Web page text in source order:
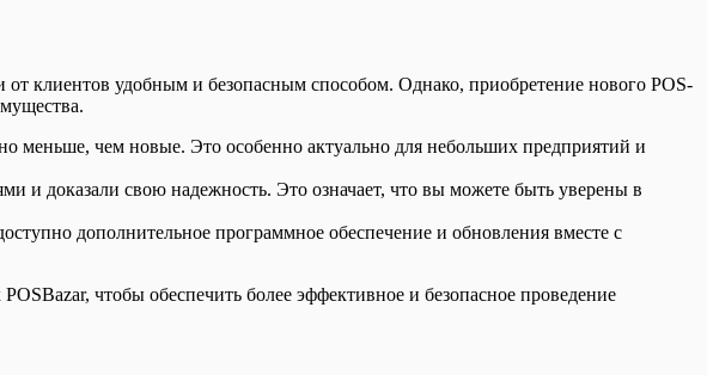
клиентов удобным и безопасным способом. Однако, приобретение нового POS-
меньше, чем новые. Это особенно актуально для небольших предприятий и
и доказали свою надежность. Это означает, что вы можете быть уверены в
дополнительное программное обеспечение и обновления вместе с
чтобы обеспечить более эффективное и безопасное проведение